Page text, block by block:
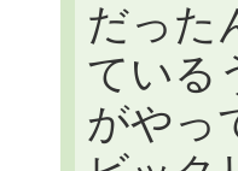
だった
ている
がやっ